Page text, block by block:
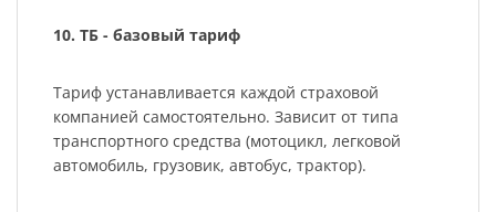
10. ТБ - базовый тариф
Тариф устанавливается каждой страховой
компанией самостоятельно. Зависит от типа
транспортного средства (мотоцикл, легковой
автомобиль, грузовик, автобус, трактор).